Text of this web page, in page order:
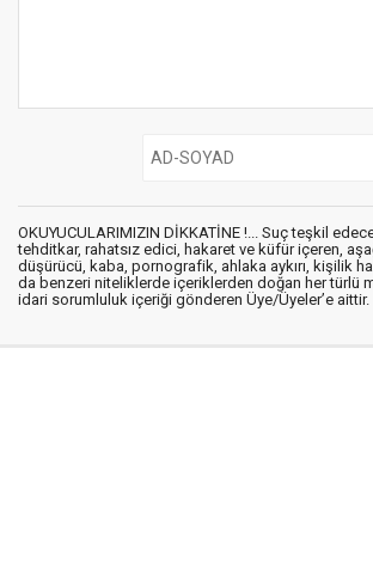
OKUYUCULARIMIZIN DİKKATİNE !... Suç teşkil
tehditkar, rahatsız edici, hakaret ve küfür içeren,
düşürücü, kaba, pornografik, ahlaka aykırı, kişilik
da benzeri niteliklerde içeriklerden doğan her türlü
idari sorumluluk içeriği gönderen Üye/Üyeler’e aittir.